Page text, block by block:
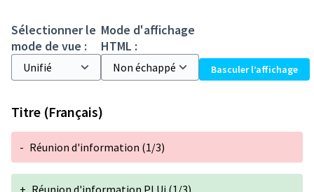
Sélectionner le
mode de vue :
Mode d'affichage
HTML :
Basculer l’affichage
Titre (Français)
- Réunion d'information (1/3)
+ Réunion d'information PLUi (1/3)